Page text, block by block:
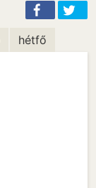
hétfő